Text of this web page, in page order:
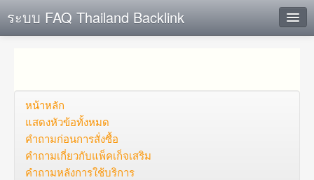
ระบบ FAQ Thailand Backlink
ตั้งคำถาม
ดูคำถาม
คุณต้องการที่จะลงทะเบียนหรือไม่?
หน้าหลัก
แสดงหัวข้อทั้งหมด
คำถาม​ก่อน​การ​สั่งซื้อ​
คำถาม​เกี่ยว​กับ​แพ็คเก็จ​เสริม
คำถามหลังการใช้บริการ